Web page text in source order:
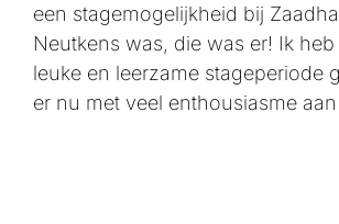
een stagemogelijkheid bij
Neutkens was, die was er! Ik
leuke en leerzame stageperiode
er nu met veel enthousiasme